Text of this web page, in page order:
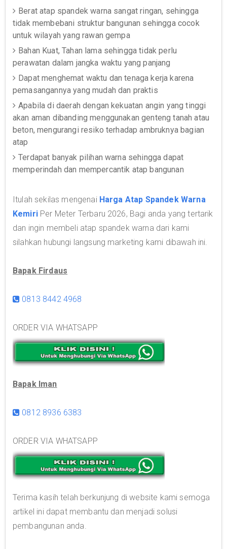
Berat atap spandek warna sangat ringan, sehingga
tidak membebani struktur bangunan sehingga cocok
untuk wilayah yang rawan gempa
Bahan Kuat, Tahan lama sehingga tidak perlu
perawatan dalam jangka waktu yang panjang
Dapat menghemat waktu dan tenaga kerja karena
pemasangannya yang mudah dan praktis
Apabila di daerah dengan kekuatan angin yang tinggi
akan aman dibanding menggunakan genteng tanah atau
beton, mengurangi resiko terhadap ambruknya bagian
atap
Terdapat banyak pilihan warna sehingga dapat
memperindah dan mempercantik atap bangunan
Itulah sekilas mengenai Harga Atap Spandek Warna
KemiriPer Meter Terbaru 2026, Bagi anda yang tertarik
dan ingin membeli atap spandek warna dari kami
silahkan hubungi langsung marketing kami dibawah ini.
Bapak Firdaus
0813 8442 4968
ORDER VIA WHATSAPP
Bapak Iman
0812 8936 6383
ORDER VIA WHATSAPP
Terima kasih telah berkunjung di website kami semoga
artikel ini dapat membantu dan menjadi solusi
pembangunan anda.